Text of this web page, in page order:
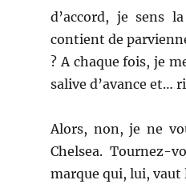
d’accord, je sens
contient de
? A chaque fois, je
salive d’avance et…
Alors, non, je ne
Chelsea. Tournez-
marque qui, lui, vaut